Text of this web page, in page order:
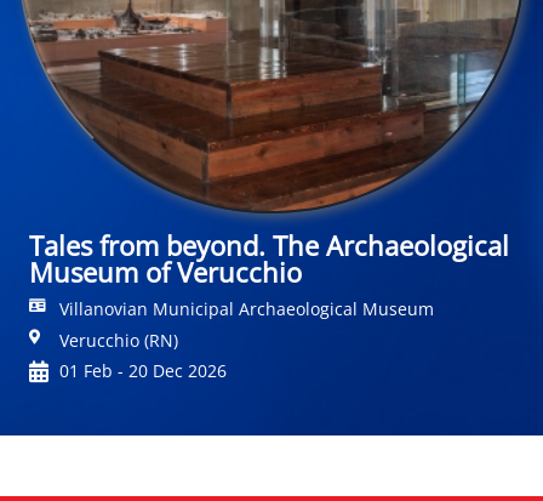
Tales from beyond. The Archaeological
Museum of Verucchio
Villanovian Municipal Archaeological Museum
Verucchio (RN)
01 Feb - 20 Dec 2026